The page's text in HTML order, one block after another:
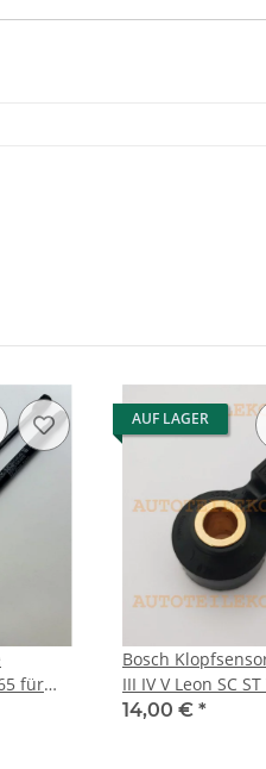
für
AUF LAGER
Bosch
III IV V Leon SC
Mii
14,00 € *